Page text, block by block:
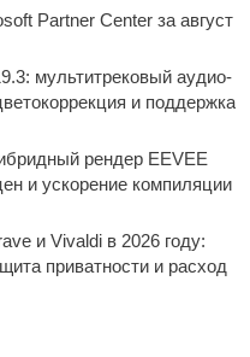
Partner Center за август
мультитрековый аудио-
и поддержка
рендер EEVEE
и ускорение компиляции
и Vivaldi в 2026 году:
приватности и расход